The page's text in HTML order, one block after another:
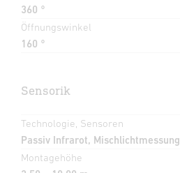
360 °
Öffnungswinkel
160 °
Sensorik
Technologie, Sensoren
Passiv Infrarot, Mischlichtmessung
Montagehöhe